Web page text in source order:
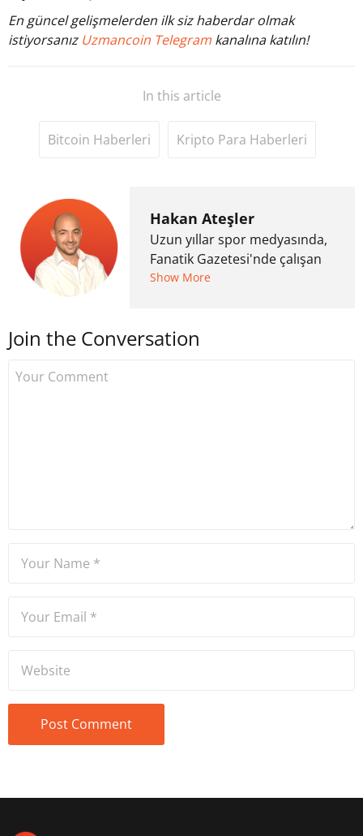
En güncel gelişmelerden ilk siz haberdar olmak
istiyorsanız Uzmancoin Telegram kanalına katılın!
In this article
Bitcoin Haberleri Kripto Para Haberleri
Hakan Ateşler
Uzun yıllar spor medyasında,
Fanatik Gazetesi'nde çalışan
Hakan Ateşler, 2020 yılında
Uzmancoin bünyesinde
Show More
Join the Conversation